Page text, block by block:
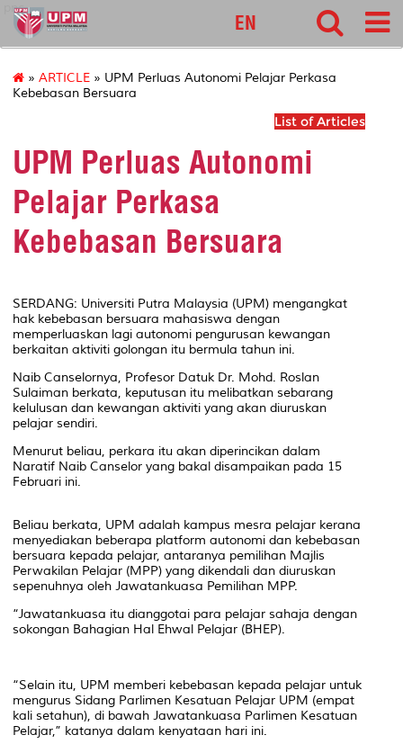
pnc
EN
» ARTICLE » UPM Perluas Autonomi Pelajar Perkasa
Kebebasan Bersuara
List of Articles
UPM Perluas Autonomi
Pelajar Perkasa
Kebebasan Bersuara
SERDANG: Universiti Putra Malaysia (UPM) mengangkat
hak kebebasan bersuara mahasiswa dengan
memperluaskan lagi autonomi pengurusan kewangan
berkaitan aktiviti golongan itu bermula tahun ini.
Naib Canselornya, Profesor Datuk Dr. Mohd. Roslan
Sulaiman berkata, keputusan itu melibatkan sebarang
kelulusan dan kewangan aktiviti yang akan diuruskan
pelajar sendiri.
Menurut beliau, perkara itu akan diperincikan dalam
Naratif Naib Canselor yang bakal disampaikan pada 15
Februari ini.
Beliau berkata, UPM adalah kampus mesra pelajar kerana
menyediakan beberapa platform autonomi dan kebebasan
bersuara kepada pelajar, antaranya pemilihan Majlis
Perwakilan Pelajar (MPP) yang dikendali dan diuruskan
sepenuhnya oleh Jawatankuasa Pemilihan MPP.
“Jawatankuasa itu dianggotai para pelajar sahaja dengan
sokongan Bahagian Hal Ehwal Pelajar (BHEP).
“Selain itu, UPM memberi kebebasan kepada pelajar untuk
mengurus Sidang Parlimen Kesatuan Pelajar UPM (empat
kali setahun), di bawah Jawatankuasa Parlimen Kesatuan
Pelajar,” katanya dalam kenyataan hari ini.